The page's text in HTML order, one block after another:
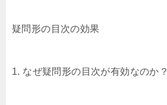
疑問形の目次の効果
1. なぜ疑問形の目次が有効なのか？